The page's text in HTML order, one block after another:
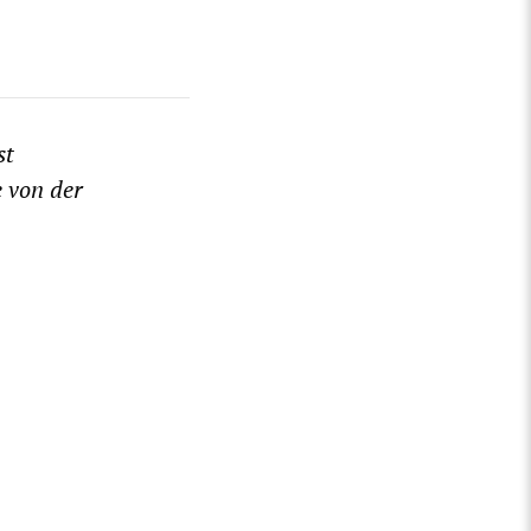
der